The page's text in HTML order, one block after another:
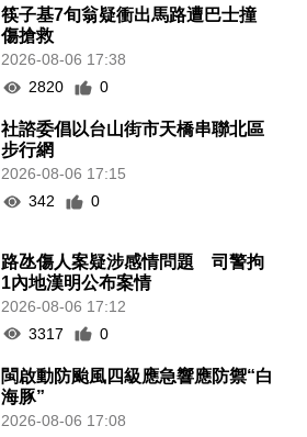
筷子基7旬翁疑衝出馬路遭巴士撞
傷搶救
2026-08-06 17:38
2820
0
社諮委倡以台山街市天橋串聯北區
步行網
2026-08-06 17:15
342
0
路氹傷人案疑涉感情問題 司警拘
1內地漢明公布案情
2026-08-06 17:12
3317
0
閩啟動防颱風四級應急響應防禦“白
海豚”
2026-08-06 17:08